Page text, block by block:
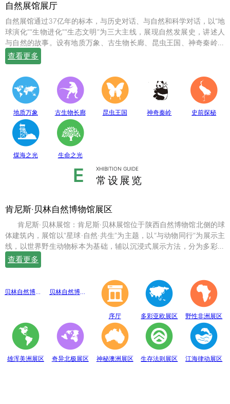
自然展馆展厅
自然展馆通过37亿年的标本，与历史对话、与自然和科学对话，以“地
球演化”“生物进化”“生态文明”为三大主线，展现自然发展史，讲述人
与自然的故事。设有地质万象、古生物长廊、昆虫王国、神奇秦岭、
史前探秘、煤海之光和生命之光七个常设展厅，陈列有岩石鼻祖紫苏
斜长麻粒岩等矿物标本；有鱼龙、翼龙、马门溪龙、似银杏、新芦木
等珍贵的化石；有秦岭大熊猫、金丝猴、羚牛、朱鹮、珙桐、独叶草
等珍稀动植物标本，呈现出一幅绚丽多姿的地球生命物种演化图。
查看更多
地质万象 古生物长廊 昆虫王国 神奇秦岭 史前探秘
煤海之光 生命之光
E XHIBITION GUIDE
常设展览
肯尼斯·贝林自然博物馆展区
体建筑内，展馆以“星球·自然·共生”为主题，以“与动物同行”为展示主
线，以世界野生动物标本为基础，辅以沉浸式展示方法，分为多彩亚
欧、野性非洲、雄浑美洲、奇异北极、神秘澳洲、生存法则、江海律
动、穹幕影院、勇敢者通道、互动体验等10个展示体验区，共展出七
查看更多
贝林自然博物馆趣味互动展区 贝林自然博物馆山海经奇展区
序厅 多彩亚欧展区 野性非洲展区
雄浑美洲展区 奇异北极展区 神秘澳洲展区 生存法则展区 江海律动展区